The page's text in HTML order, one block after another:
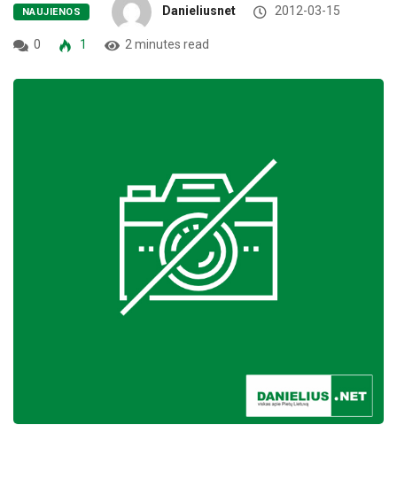
NAUJIENOS Danieliusnet 2012-03-15
0 1 2 minutes read